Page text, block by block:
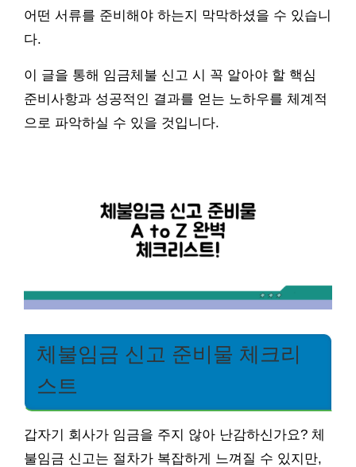
어떤 서류를 준비해야 하는지 막막하셨을 수 있습니
다.
이 글을 통해 임금체불 신고 시 꼭 알아야 할 핵심
준비사항과 성공적인 결과를 얻는 노하우를 체계적
으로 파악하실 수 있을 것입니다.
체불임금 신고 준비물 체크리
스트
갑자기 회사가 임금을 주지 않아 난감하신가요? 체
불임금 신고는 절차가 복잡하게 느껴질 수 있지만,